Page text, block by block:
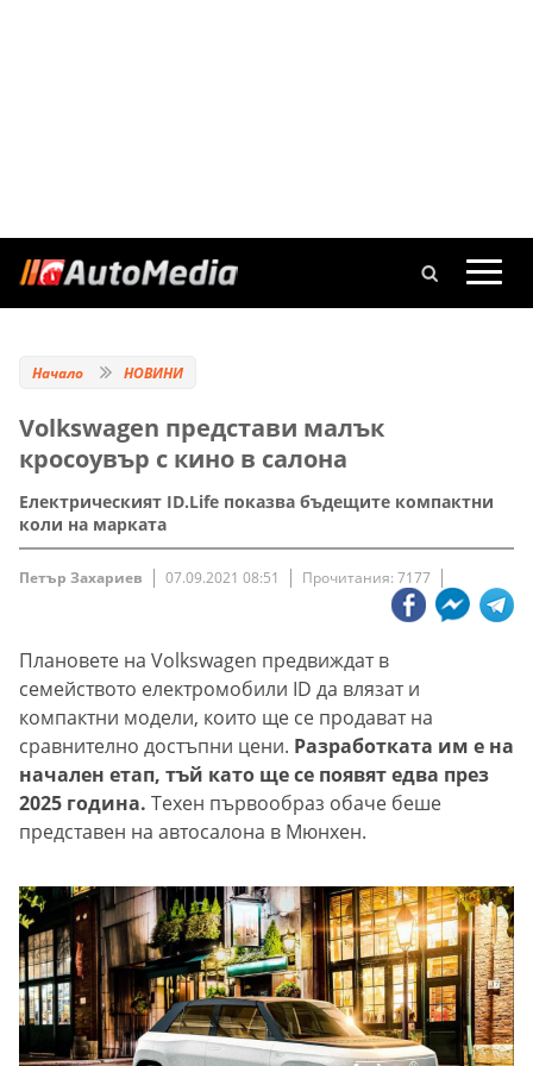
Начало НОВИНИ
Volkswagen представи малък
кросоувър с кино в салона
Електрическият ID.Life показва бъдещите компактни
коли на марката
Петър Захариев 07.09.2021 08:51 Прочитания: 7177
Плановете на Volkswagen предвиждат в
семейството електромобили ID да влязат и
компактни модели, които ще се продават на
сравнително достъпни цени. Разработката им е на
начален етап, тъй като ще се появят едва през
2025 година. Техен първообраз обаче беше
представен на автосалона в Мюнхен.